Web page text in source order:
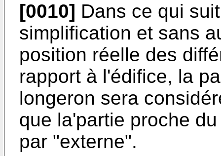
[0010] Dans ce qui
simplification et sans
position réelle des
rapport à l'édifice, la
longeron sera
que la'partie proche
par "externe".